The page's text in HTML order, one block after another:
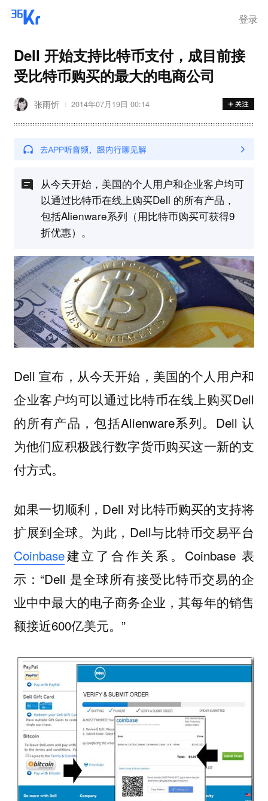
登录
Dell 开始支持比特币支付，成目前接
受比特币购买的最大的电商公司
张雨忻 2014年07月19日 00:14
从今天开始，美国的个人用户和企业客户均可
以通过比特币在线上购买Dell 的所有产品，
包括Alienware系列（用比特币购买可获得9
折优惠）。
Dell 宣布，从今天开始，美国的个人用户和
企业客户均可以通过比特币在线上购买Dell
的所有产品，包括Alienware系列。Dell 认
为他们应积极践行数字货币购买这一新的支
付方式。
如果一切顺利，Dell 对比特币购买的支持将
扩展到全球。为此，Dell与比特币交易平台
Coinbase建立了合作关系。Coinbase 表
示：“Dell 是全球所有接受比特币交易的企
业中中最大的电子商务企业，其每年的销售
额接近600亿美元。”